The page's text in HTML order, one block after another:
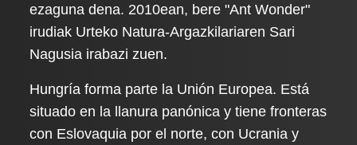
ezaguna dena. 2010ean, bere "Ant Wonder"
irudiak Urteko Natura-Argazkilariaren Sari
Nagusia irabazi zuen.
Hungría forma parte la Unión Europea. Está
situado en la llanura panónica y tiene fronteras
con Eslovaquia por el norte, con Ucrania y